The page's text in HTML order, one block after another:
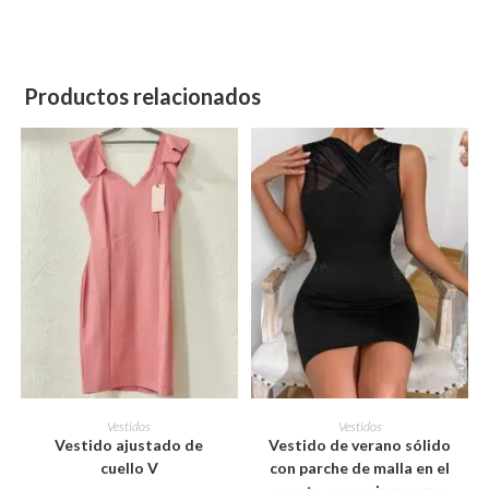
Productos relacionados
SELECCIONAR OPCIONES
Este
producto
tiene
múltiples
variantes.
Vestidos
Vestido ajustado de
cuello V
SELECCIONAR OPCIONES
Este
producto
tiene
múltiples
variantes.
Las
Vestidos
Vestido de verano sólido
con parche de malla en el